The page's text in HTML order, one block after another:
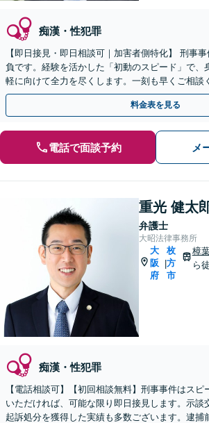
痴漢・性犯罪
【即日接見・即日相談可｜加害者側特化】 刑事
負です。経験を活かした「初動のスピード」で、
軽に向けて全力を尽くします。一刻も早くご相談
料金表を見る
電話で面談予約 メ
重光 健太
弁護士
大昭法律事務所
大
阪
府
|
枚
方
市
樟
ら
痴漢・性犯罪
【電話相談可】【初回相談無料】刑事事件はスピ
いただければ、可能な限り即日接見します。示談
起訴処分を獲得した実績も多数ございます。逮捕